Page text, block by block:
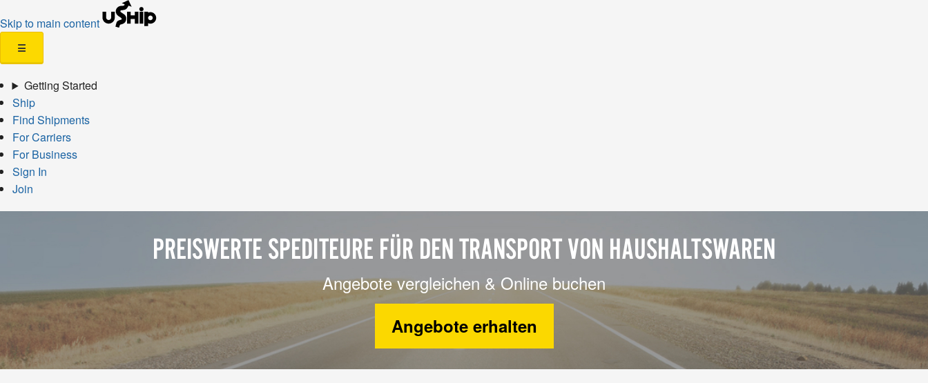
Skip to main content
☰
Getting Started
Ship
Find Shipments
For Carriers
For Business
Sign In
Join
PREISWERTE SPEDITEURE FÜR DEN TRANSPORT VON HAUSHALTSWAREN
Angebote vergleichen & Online buchen
Angebote erhalten